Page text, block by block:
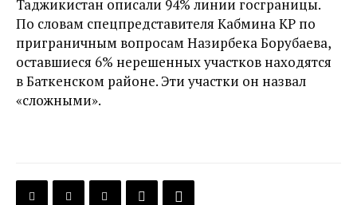
Таджикистан описали 94% линии госграницы.
По словам спецпредставителя Кабмина КР по
приграничным вопросам Назирбека Борубаева,
оставшиеся 6% нерешенных участков находятся
в Баткенском районе. Эти участки он назвал
«сложными».